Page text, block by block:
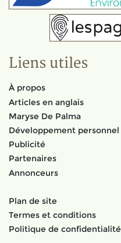
Liens utiles
À propos
Articles en anglais
Maryse De Palma
Développement personnel
Publicité
Partenaires
Annonceurs
Plan de site
Termes et conditions
Politique de confidentialité